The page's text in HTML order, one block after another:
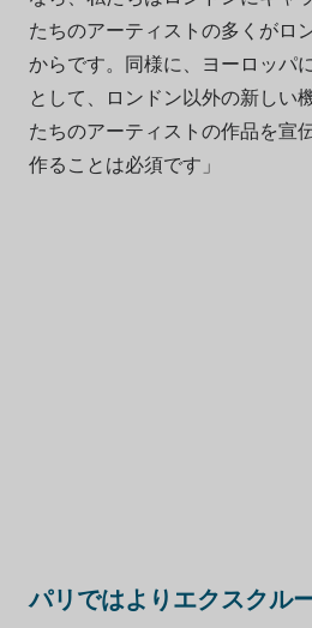
たちのアーティストの多くがロ
からです。同様に、ヨーロッパ
として、ロンドン以外の新しい
たちのアーティストの作品を宣
作ることは必須です」
パリではよりエクスクル